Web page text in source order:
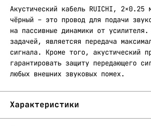
Акустический кабель RUICHI, 2×0.25
чёрный – это провод для подачи
на пассивные динамики от
задачей, являетсяя передача
сигнала. Кроме того, акустический
гарантировать защиту передающего
любых внешних звуковых помех.
Характеристики